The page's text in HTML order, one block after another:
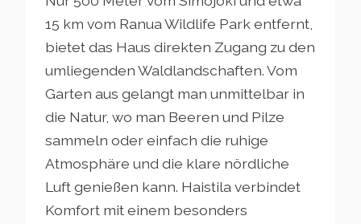
15 km vom Ranua Wildlife Park entfernt,
bietet das Haus direkten Zugang zu den
umliegenden Waldlandschaften. Vom
Garten aus gelangt man unmittelbar in
die Natur, wo man Beeren und Pilze
sammeln oder einfach die ruhige
Atmosphäre und die klare nördliche
Luft genießen kann. Haistila verbindet
Komfort mit einem besonders